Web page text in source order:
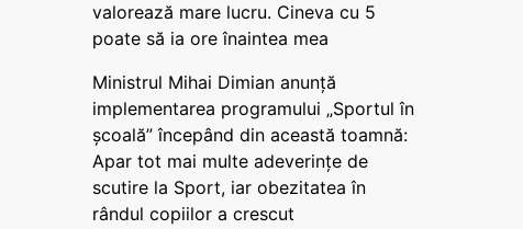
valorează mare lucru. Cineva cu 5
poate să ia ore înaintea mea
Ministrul Mihai Dimian anunță
implementarea programului „Sportul în
școală” începând din această toamnă:
Apar tot mai multe adeverințe de
scutire la Sport, iar obezitatea în
rândul copiilor a crescut